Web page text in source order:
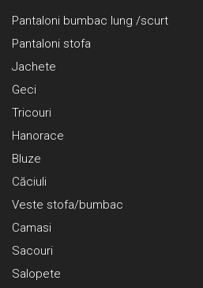
Pantaloni bumbac lung /scurt
Pantaloni stofa
Jachete
Geci
Tricouri
Hanorace
Bluze
Căciuli
Veste stofa/bumbac
Camasi
Sacouri
Salopete